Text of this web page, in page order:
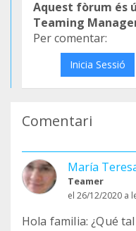
Aquest fòrum és
Teaming
Per comentar:
Inicia Sessió
Comentari
María
Teamer
el 26/12/2020 a
Hola familia: ¿Qué